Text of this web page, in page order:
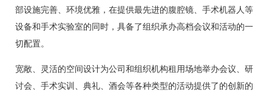
部设施完善、环境优雅，在提供最先进的腹腔镜、手术机器人等
设备和手术实验室的同时，具备了组织承办高档会议和活动的一
切配置。
宽敞、灵活的空间设计为公司和组织机构租用场地举办会议、研
讨会、手术实训、典礼、酒会等各种类型的活动提供了的创新的